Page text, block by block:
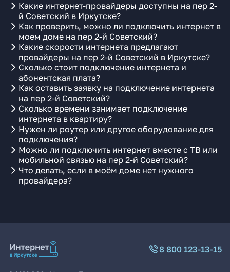
Какие интернет-провайдеры доступны на пер 2-
й Советский в Иркутске?
Как проверить, можно ли подключить интернет в
моем доме на пер 2-й Советский?
Какие скорости интернета предлагают
провайдеры на пер 2-й Советский в Иркутске?
Сколько стоит подключение интернета и
абонентская плата?
Как оставить заявку на подключение интернета
на пер 2-й Советский?
Сколько времени занимает подключение
интернета в квартиру?
Нужен ли роутер или другое оборудование для
подключения?
Можно ли подключить интернет вместе с ТВ или
мобильной связью на пер 2-й Советский?
Что делать, если в моём доме нет нужного
провайдера?
8 800 123-13-15